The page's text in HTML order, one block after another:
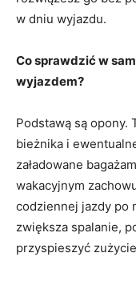
w dniu wyjazdu.
Co sprawdzić w
wyjazdem?
Podstawą są opony.
bieżnika i
załadowane
wakacyjnym
codziennej jazdy po
zwiększa spalanie,
przyspieszyć